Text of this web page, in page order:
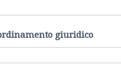
giuridico